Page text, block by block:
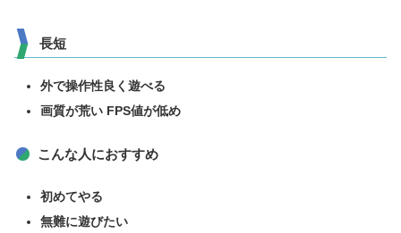
長短
外で操作性良く遊べる
画質が荒い FPS値が低め
こんな人におすすめ
初めてやる
無難に遊びたい